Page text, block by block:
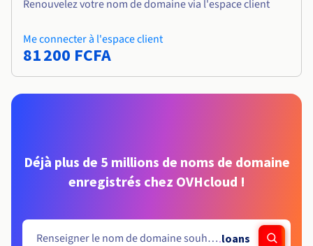
Renouvelez votre nom de domaine via l'espace client
Me connecter à l'espace client
81 200 FCFA
Déjà plus de 5 millions de noms de domaine
enregistrés chez OVHcloud !
.loans